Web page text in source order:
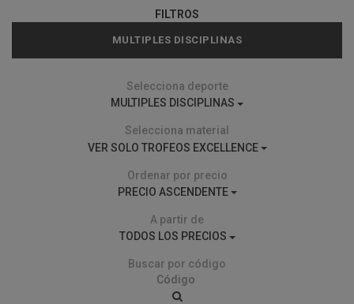
FILTROS
MULTIPLES DISCIPLINAS
Selecciona deporte
MULTIPLES DISCIPLINAS
Selecciona material
VER SOLO TROFEOS EXCELLENCE
Ordenar por precio
PRECIO ASCENDENTE
A partir de
TODOS LOS PRECIOS
Buscar por código